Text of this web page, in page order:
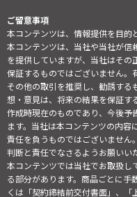
ご留意事項
本コンテンツは、情報提供を目的
本コンテンツは、当社や当社が信
を提供していますが、当社はそ
保証するものではございません。
その他の取引を推奨し、勧誘す
想・意見は、将来の結果を保証す
作成時現在のものであり、今後予
ます。当社は本コンテンツの内
責任を負うものではございません
判断と責任でなさるようお願いい
本コンテンツでは当社でお取扱し
る部分があります。商品ごとに手
くは「契約締結前交付書面」、